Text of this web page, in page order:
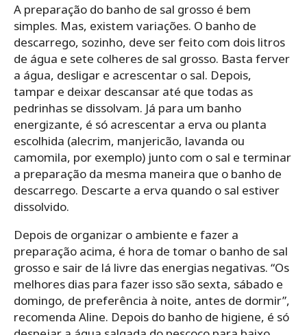
A preparação do banho de sal grosso é bem
simples. Mas, existem variações. O banho de
descarrego, sozinho, deve ser feito com dois litros
de água e sete colheres de sal grosso. Basta ferver
a água, desligar e acrescentar o sal. Depois,
tampar e deixar descansar até que todas as
pedrinhas se dissolvam. Já para um banho
energizante, é só acrescentar a erva ou planta
escolhida (alecrim, manjericão, lavanda ou
camomila, por exemplo) junto com o sal e terminar
a preparação da mesma maneira que o banho de
descarrego. Descarte a erva quando o sal estiver
dissolvido.
Depois de organizar o ambiente e fazer a
preparação acima, é hora de tomar o banho de sal
grosso e sair de lá livre das energias negativas. “Os
melhores dias para fazer isso são sexta, sábado e
domingo, de preferência à noite, antes de dormir”,
recomenda Aline. Depois do banho de higiene, é só